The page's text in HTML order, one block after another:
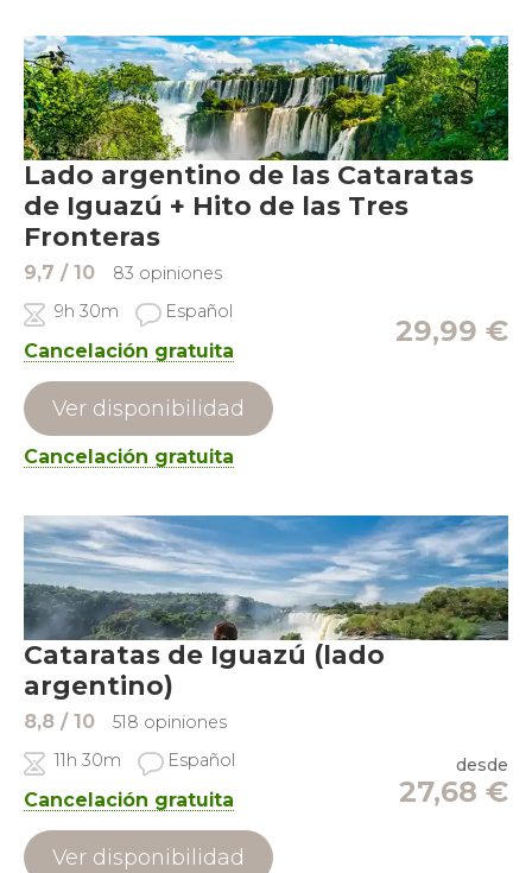
Lado argentino de las Cataratas
de Iguazú + Hito de las Tres
Fronteras
9,7 / 10
83 opiniones
9h 30m
Español
Cancelación gratuita
29,99 €
Ver disponibilidad
Cancelación gratuita
Cataratas de Iguazú (lado
argentino)
8,8 / 10
518 opiniones
11h 30m
Español
Cancelación gratuita
desde
27,68 €
Ver disponibilidad